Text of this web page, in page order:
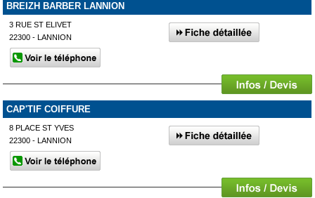
BREIZH BARBER LANNION
3 RUE ST ELIVET
22300 - LANNION
CAP'TIF COIFFURE
8 PLACE ST YVES
22300 - LANNION